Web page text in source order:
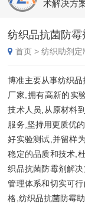
术解决方
纺织品抗菌防霉
首页 >纺织助剂定
博准主要从事纺织
厂家,拥有高新的实
技术人员,从原材料
服务,坚持用更质优
好实验测试,并留样
稳定的品质和技术,
织品抗菌防霉剂解
管理体系和切实可
格,纺织品抗菌防霉